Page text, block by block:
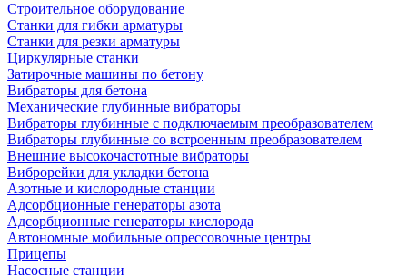
Строительное оборудование
Станки для гибки арматуры
Станки для резки арматуры
Циркулярные станки
Затирочные машины по бетону
Вибраторы для бетона
Механические глубинные вибраторы
Вибраторы глубинные с подключаемым преобразователем
Вибраторы глубинные со встроенным преобразователем
Внешние высокочастотные вибраторы
Виброрейки для укладки бетона
Азотные и кислородные станции
Адсорбционные генераторы азота
Адсорбционные генераторы кислорода
Автономные мобильные опрессовочные центры
Прицепы
Насосные станции